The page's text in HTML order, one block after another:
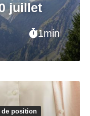
1min
juillet
de position